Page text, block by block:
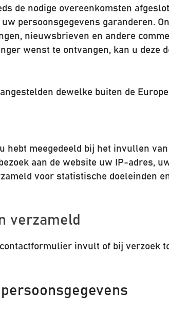
de nodige overeenkomsten
persoonsgegevens garanderen.
nieuwsbrieven en andere
wenst te ontvangen, kan u deze
dewelke buiten de
hebt meegedeeld bij het invullen
aan de website uw IP-adres,
voor statistische doeleinden
verzameld
invult of bij verzoek